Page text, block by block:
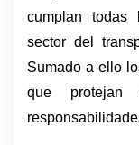
cumplan todas
sector del
Sumado a ello
que